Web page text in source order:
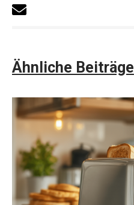
Ähnliche Beiträge